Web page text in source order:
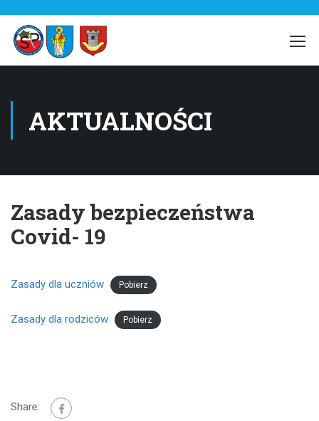
AKTUALNOŚCI
Zasady bezpieczeństwa
Covid- 19
Zasady dla uczniów Pobierz
Zasady dla rodziców Pobierz
Share: